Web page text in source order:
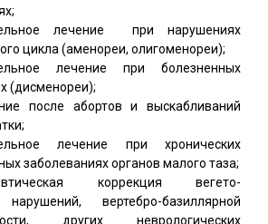
лечение при нарушениях
цикла (аменореи, олигоменореи);
лечение при болезненных
(дисменореи);
после абортов и выскабливаний
лечение при хронических
заболеваниях органов малого таза;
коррекция вегето-
нарушений, вертебро-базиллярной
других неврологических